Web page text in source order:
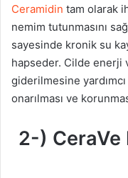
Ceramidin tam olarak
nemim tutunmasını
sayesinde kronik su
hapseder. Cilde
giderilmesine
onarılması ve
2-) CeraVe